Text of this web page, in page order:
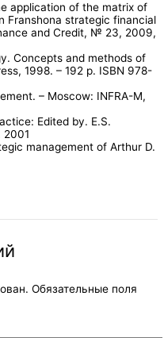
application of the matrix of
Franshona strategic financial
and Credit, № 23, 2009,
Concepts and methods of
1998. – 192 p. ISBN 978-
– Moscow: INFRA-M,
Edited by. E.S.
2001
management of Arthur D.
Обязательные поля